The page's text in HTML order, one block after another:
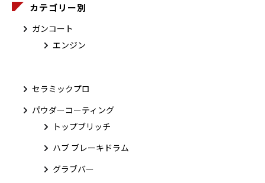
カテゴリー別
ガンコート
エンジン
セラミックプロ
パウダーコーティング
トップブリッチ
ハブ ブレーキドラム
グラブバー